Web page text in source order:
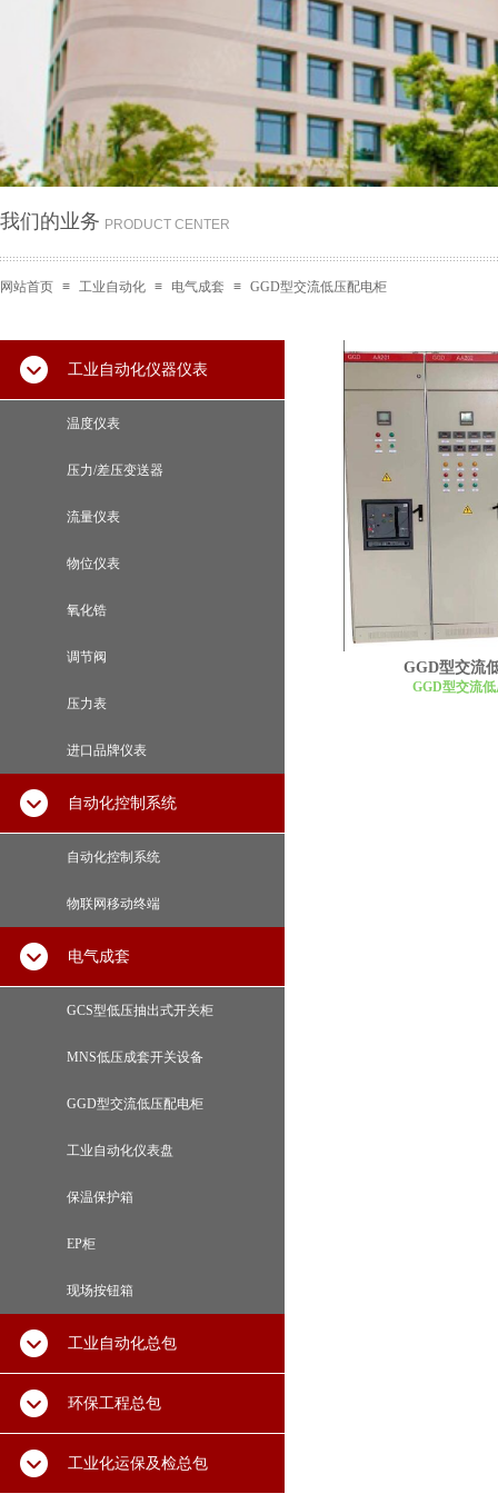
我们的业务 PRODUCT CENTER
网站首页 ≡ 工业自动化 ≡ 电气成套 ≡ GGD型交流低压配电柜
GGD型交流
GGD型交流
工业自动化仪器仪表
温度仪表
压力/差压变送器
流量仪表
物位仪表
氧化锆
调节阀
压力表
进口品牌仪表
自动化控制系统
自动化控制系统
物联网移动终端
电气成套
GCS型低压抽出式开关柜
MNS低压成套开关设备
GGD型交流低压配电柜
工业自动化仪表盘
保温保护箱
EP柜
现场按钮箱
工业自动化总包
环保工程总包
工业化运保及检总包